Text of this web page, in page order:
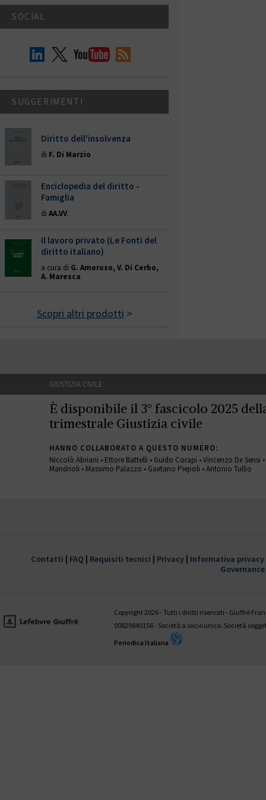
SOCIAL
SUGGERIMENTI
Diritto dell'insolvenza
di F. Di Marzio
Enciclopedia del diritto -
Famiglia
di AA.VV.
Il lavoro privato (Le Fonti del
diritto italiano)
a cura di G. Amoroso, V. Di Cerbo,
A. Maresca
Scopri altri prodotti >
GIUSTIZIA CIVILE
È disponibile il 3° fascicolo 2025
trimestrale Giustizia civile
HANNO COLLABORATO A QUESTO NUMERO:
Niccolò Abriani • Ettore Battelli • Guido Corapi • Vincenzo De Sensi
Mandrioli • Massimo Palazzo • Gaetano Piepoli • Antonio Tullio
trimestrale Giustizia civile
Contatti | FAQ | Requisiti tecnici | Privacy | Informativa
Governance
Copyright 2026 - Tutti i diritti riservati - Giuffrè
00829840156 - Società a socio unico. Società
Periodica Italiana